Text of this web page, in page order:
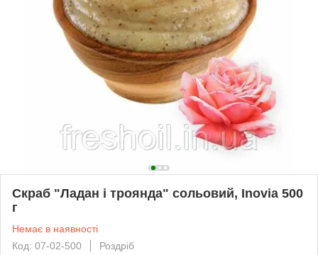
Скраб "Ладан і троянда" сольовий, Inovia 500
г
Немає в наявності
Код: 07-02-500
Роздріб